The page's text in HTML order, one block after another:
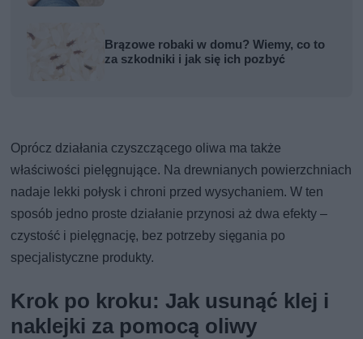
Brązowe robaki w domu? Wiemy, co to
za szkodniki i jak się ich pozbyć
Oprócz działania czyszczącego oliwa ma także
właściwości pielęgnujące. Na drewnianych powierzchniach
nadaje lekki połysk i chroni przed wysychaniem. W ten
sposób jedno proste działanie przynosi aż dwa efekty –
czystość i pielęgnację, bez potrzeby sięgania po
specjalistyczne produkty.
Krok po kroku: Jak usunąć klej i
naklejki za pomocą oliwy